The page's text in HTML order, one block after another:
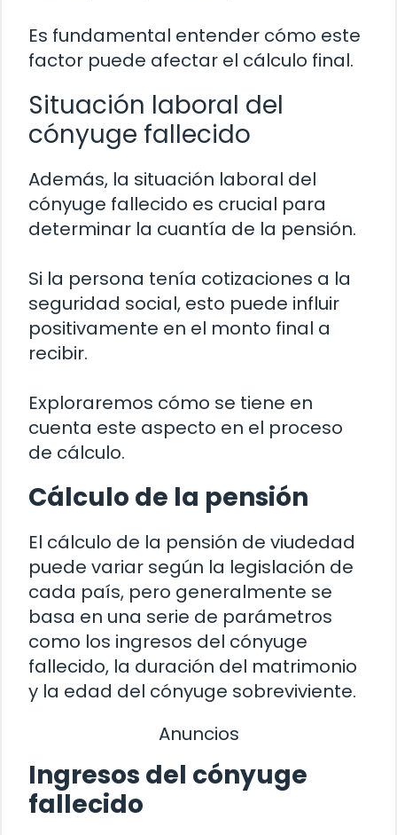
Es fundamental entender cómo este
factor puede afectar el cálculo final.
Situación laboral del
cónyuge fallecido
Además, la situación laboral del
cónyuge fallecido es crucial para
determinar la cuantía de la pensión.
Si la persona tenía cotizaciones a la
seguridad social, esto puede influir
positivamente en el monto final a
recibir.
Exploraremos cómo se tiene en
cuenta este aspecto en el proceso
de cálculo.
Cálculo de la pensión
El cálculo de la pensión de viudedad
puede variar según la legislación de
cada país, pero generalmente se
basa en una serie de parámetros
como los ingresos del cónyuge
fallecido, la duración del matrimonio
y la edad del cónyuge sobreviviente.
Anuncios
Ingresos del cónyuge
fallecido